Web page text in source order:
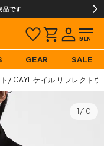
品です
GEAR SALE
CAYL ケイル リフレクト
1/10